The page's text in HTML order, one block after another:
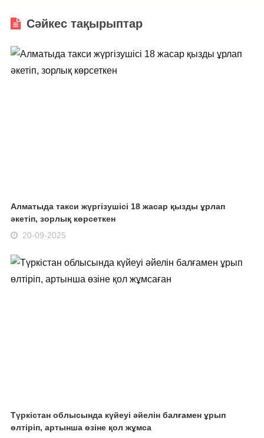
Сәйкес тақырыптар
Алматыда такси жүргізушісі 18 жасар қызды ұрлап
әкетіп, зорлық көрсеткен
20-09-2025
Түркістан облысында күйеуі әйелін балғамен ұрып
өлтіріп, артынша өзіне қол жұмса